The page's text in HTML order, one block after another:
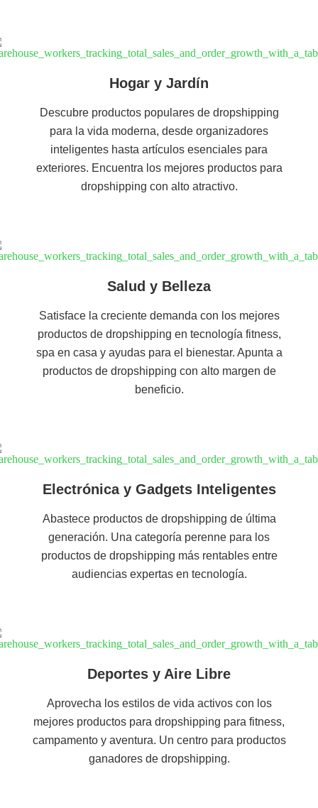
Hogar y Jardín
Descubre productos populares de dropshipping
para la vida moderna, desde organizadores
inteligentes hasta artículos esenciales para
exteriores. Encuentra los mejores productos para
dropshipping con alto atractivo.
Salud y Belleza
Satisface la creciente demanda con los mejores
productos de dropshipping en tecnología fitness,
spa en casa y ayudas para el bienestar. Apunta a
productos de dropshipping con alto margen de
beneficio.
Electrónica y Gadgets Inteligentes
Abastece productos de dropshipping de última
generación. Una categoría perenne para los
productos de dropshipping más rentables entre
audiencias expertas en tecnología.
Deportes y Aire Libre
Aprovecha los estilos de vida activos con los
mejores productos para dropshipping para fitness,
campamento y aventura. Un centro para productos
ganadores de dropshipping.